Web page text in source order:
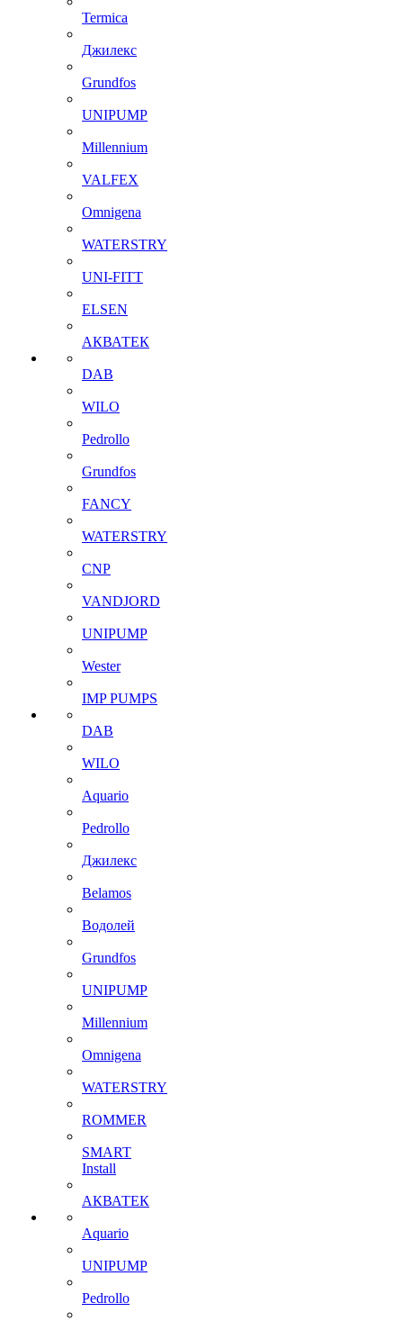
Termica
Джилекс
Grundfos
UNIPUMP
Millennium
VALFEX
Omnigena
WATERSTRY
UNI-FITT
ELSEN
АКВАТЕК
DAB
WILO
Pedrollo
Grundfos
FANCY
WATERSTRY
CNP
VANDJORD
UNIPUMP
Wester
IMP PUMPS
DAB
WILO
Aquario
Pedrollo
Джилекс
Belamos
Водолей
Grundfos
UNIPUMP
Millennium
Omnigena
WATERSTRY
ROMMER
SMART
Install
АКВАТЕК
Aquario
UNIPUMP
Pedrollo